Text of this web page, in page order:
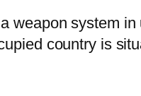
weapon system
country is